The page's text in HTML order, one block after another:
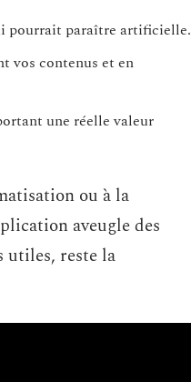
pourrait paraître artificielle.
vos contenus et en
une réelle valeur
ou à la
aveugle des
utiles, reste la